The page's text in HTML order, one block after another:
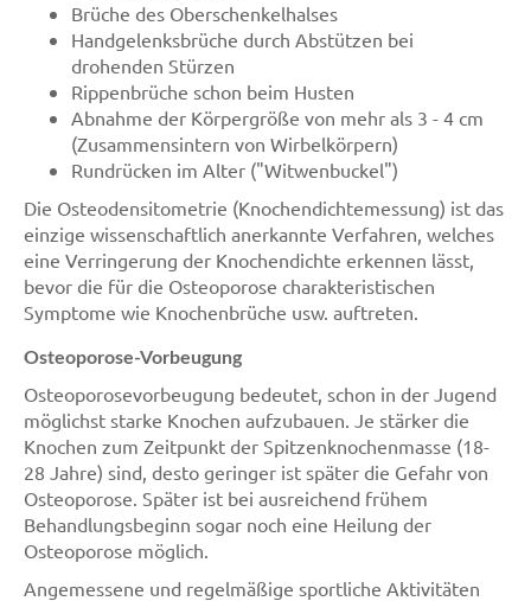
Brüche des Oberschenkelhalses
Handgelenksbrüche durch Abstützen bei
drohenden Stürzen
Rippenbrüche schon beim Husten
Abnahme der Körpergröße von mehr als 3 - 4 cm
(Zusammensintern von Wirbelkörpern)
Rundrücken im Alter ("Witwenbuckel")
Die Osteodensitometrie (Knochendichtemessung) ist das
einzige wissenschaftlich anerkannte Verfahren, welches
eine Verringerung der Knochendichte erkennen lässt,
bevor die für die Osteoporose charakteristischen
Symptome wie Knochenbrüche usw. auftreten.
Osteoporose-Vorbeugung
Osteoporosevorbeugung bedeutet, schon in der Jugend
möglichst starke Knochen aufzubauen. Je stärker die
Knochen zum Zeitpunkt der Spitzenknochenmasse (18-
28 Jahre) sind, desto geringer ist später die Gefahr von
Osteoporose. Später ist bei ausreichend frühem
Behandlungsbeginn sogar noch eine Heilung der
Osteoporose möglich.
Angemessene und regelmäßige sportliche Aktivitäten